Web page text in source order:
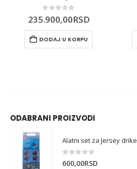
0out of 5
235.900,00RSD
DODAJ U KORPU
ODABRANI PROIZVODI
Alatni set za Jersey
0 out of 5
600,00RSD